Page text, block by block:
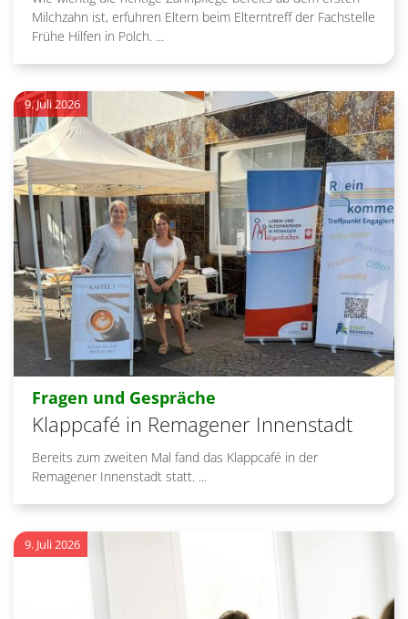
Milchzahn ist, erfuhren Eltern beim Elterntreff der Fachstelle
Frühe Hilfen in Polch. ...
Fragen und Gespräche
Klappcafé in Remagener Innenstadt
9. Juli 2026
Bereits zum zweiten Mal fand das Klappcafé in der
Remagener Innenstadt statt. ...
9. Juli 2026